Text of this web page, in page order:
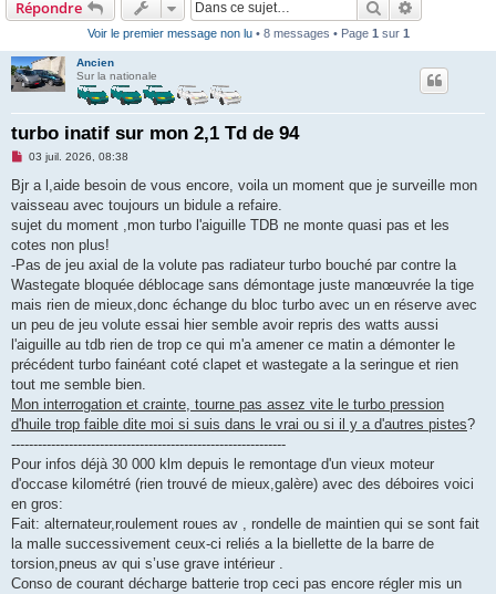
Répondre Rechercher
Voir le premier message non lu• 8 messages • Page 1 sur 1
Ancien
Sur la nationale
turbo inatif sur mon 2,1 Td de 94
M
s
a
g
e
n
o
l
u
03 juil. 2026, 08:38
Bjr a l,aide besoin de vous encore, voila un moment que je surveille mon
vaisseau avec toujours un bidule a refaire.
sujet du moment ,mon turbo l'aiguille TDB ne monte quasi pas et les
cotes non plus!
-Pas de jeu axial de la volute pas radiateur turbo bouché par contre la
Wastegate bloquée déblocage sans démontage juste manœuvrée la tige
mais rien de mieux,donc échange du bloc turbo avec un en réserve avec
un peu de jeu volute essai hier semble avoir repris des watts aussi
l'aiguille au tdb rien de trop ce qui m'a amener ce matin a démonter le
précédent turbo fainéant coté clapet et wastegate a la seringue et rien
tout me semble bien.
Mon interrogation et crainte, tourne pas assez vite le turbo pression
d'huile trop faible dite moi si suis dans le vrai ou si il y a d'autres pistes?
--------------------------------------------------------------
Pour infos déjà 30 000 klm depuis le remontage d'un vieux moteur
d'occase kilométré (rien trouvé de mieux,galère) avec des déboires voici
en gros:
Fait: alternateur,roulement roues av , rondelle de maintien qui se sont fait
la malle successivement ceux-ci reliés a la biellette de la barre de
torsion,pneus av qui s’use grave intérieur .
Conso de courant décharge batterie trop ceci pas encore régler mis un